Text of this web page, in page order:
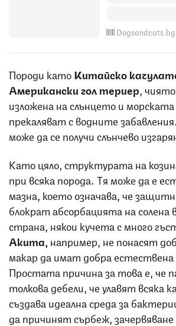
Dogsandcats.bg
Породи катоКитайско
Американски гол териер ,
изложена на слънцето и
прекаляват с водните
може да се получи слънчево
Като цяло, структурата на
при всяка порода. Тя може да е
мазна, което означава, че
блократ абсорбацията на солена
страна, някои кучета с много
Акита, например, не понасят
макар да имат добра
Простата причина за това е, че
толкова дебели, че улавят всяка
създава идеална среда за
да причинят сърбеж,